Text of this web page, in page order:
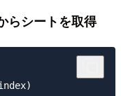
らシートを取得